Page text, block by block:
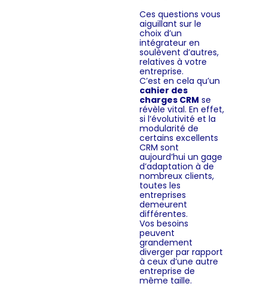
Ces questions vous
aiguillant sur le
choix d’un
intégrateur en
soulèvent d’autres,
relatives à votre
entreprise.
C’est en cela qu’un
cahier des
charges CRM se
révèle vital. En effet,
si l’évolutivité et la
modularité de
certains excellents
CRM sont
aujourd’hui un gage
d’adaptation à de
nombreux clients,
toutes les
entreprises
demeurent
différentes.
Vos besoins
peuvent
grandement
diverger par rapport
à ceux d’une autre
entreprise de
même taille.